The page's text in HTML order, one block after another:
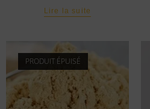
Lire la suite
PRODUIT ÉPUISÉ